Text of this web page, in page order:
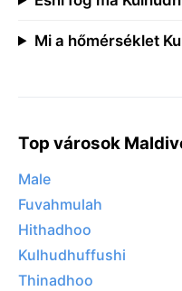
Mi a hőmérséklet
Top városok
Male
Fuvahmulah
Hithadhoo
Kulhudhuffushi
Thinadhoo